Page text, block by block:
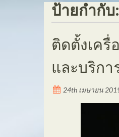
ป้ายกำกับ:
ติดตั้งเค
และบริกา
24th เมษายน